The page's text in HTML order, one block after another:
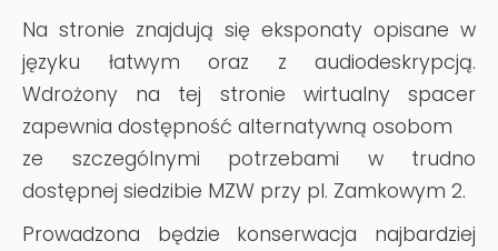
Na stronie znajdują się eksponaty opisane w
języku łatwym oraz z audiodeskrypcją.
Wdrożony na tej stronie wirtualny spacer
zapewnia dostępność alternatywną osobom
ze szczególnymi potrzebami w trudno
dostępnej siedzibie MZW przy pl. Zamkowym 2.
Prowadzona będzie konserwacja najbardziej